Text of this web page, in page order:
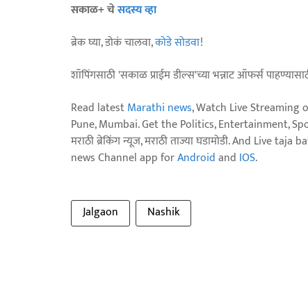
सकाळ+ चेसदस्य व्हा
ब्रेक घ्या, डोकं चालवा,कोडे सोडवा!
शॉपिंगसाठी 'सकाळ प्राईम डील्स'च्या भन्नाट ऑफर्स
Read latestMarathi news, Watch Live Streaming
Pune, Mumbai. Get the Politics, Entertainment,
मराठी ब्रेकिंग न्यूज, मराठी ताज्या घडामोडी. And Live
news Channel app forAndroidand IOS.
Jalgaon Nashik